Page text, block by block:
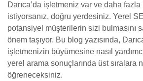
Darıca’da işletmeniz var ve daha
istiyorsanız, doğru yerdesiniz. Yerel
potansiyel müşterilerin sizi bulmasını
önem taşıyor. Bu blog yazısında,
işletmenizin büyümesine nasıl
yerel arama sonuçlarında üst sıralara
öğreneceksiniz.